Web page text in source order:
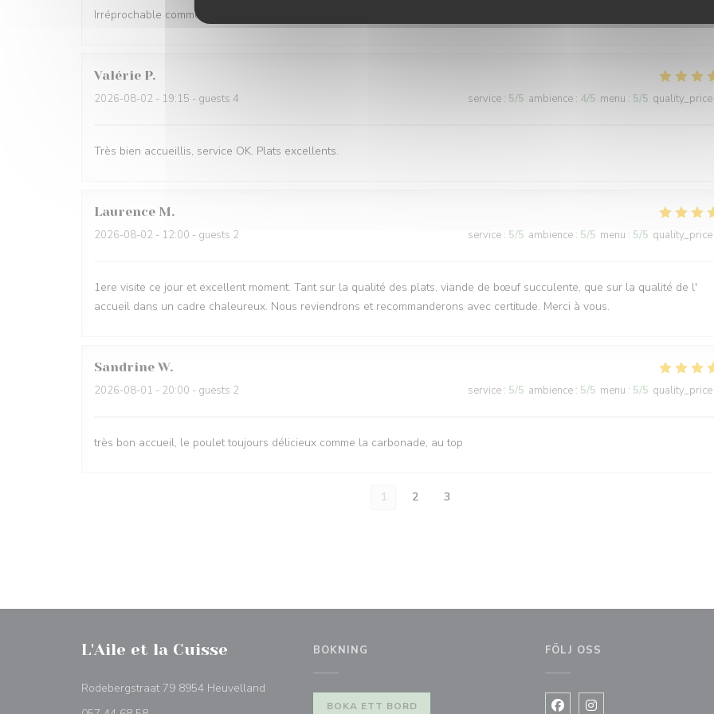
Irréprochable comme d'habitude Très bon accueil et service, plats délicieux et copieux
Valérie P
2026-08-02 - 19:15 - guests 4 service : 5/5 ambience : 4/5 menu : 5/5 quality_price
Très bien accueillis, service OK. Plats excellents.
Laurence M
2026-08-02 - 12:00 - guests 2 service : 5/5 ambience : 5/5 menu : 5/5 quality_price
1ere visite ce jour et excellent moment. Tant sur la qualité des plats, viande de bœuf succulente, que sur la qualité de l'
accueil dans un cadre chaleureux. Nous reviendrons et recommanderons avec certitude. Merci à vous.
Sandrine W
2026-08-01 - 20:00 - guests 2 service : 5/5 ambience : 5/5 menu : 5/5 quality_price
très bon accueil, le poulet toujours délicieux comme la carbonade, au top
1 2 3
L'Aile et la Cuisse
Rodebergstraat 79 8954 Heuvelland
BOKNING
BOKA ETT BORD
FÖLJ OSS